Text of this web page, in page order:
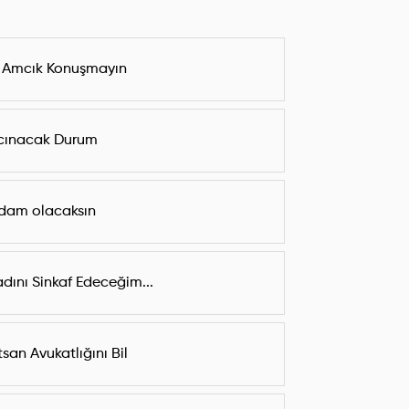
Konuşmayın
Durum
olacaksın
Sinkaf Edeceğim...
Avukatlığını Bil